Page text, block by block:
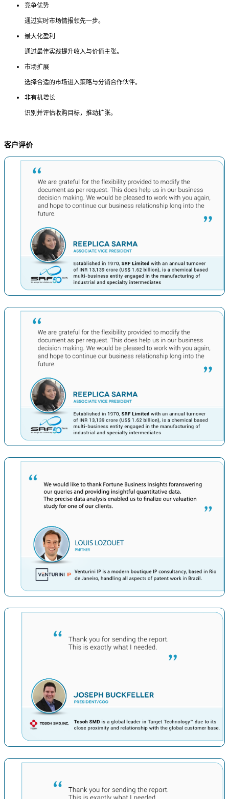
竞争优势
通过实时市场情报领先一步。
最大化盈利
通过最佳实践提升收入与价值主张。
市场扩展
选择合适的市场进入策略与分销合作伙伴。
非有机增长
识别并评估收购目标，推动扩张。
客户评价